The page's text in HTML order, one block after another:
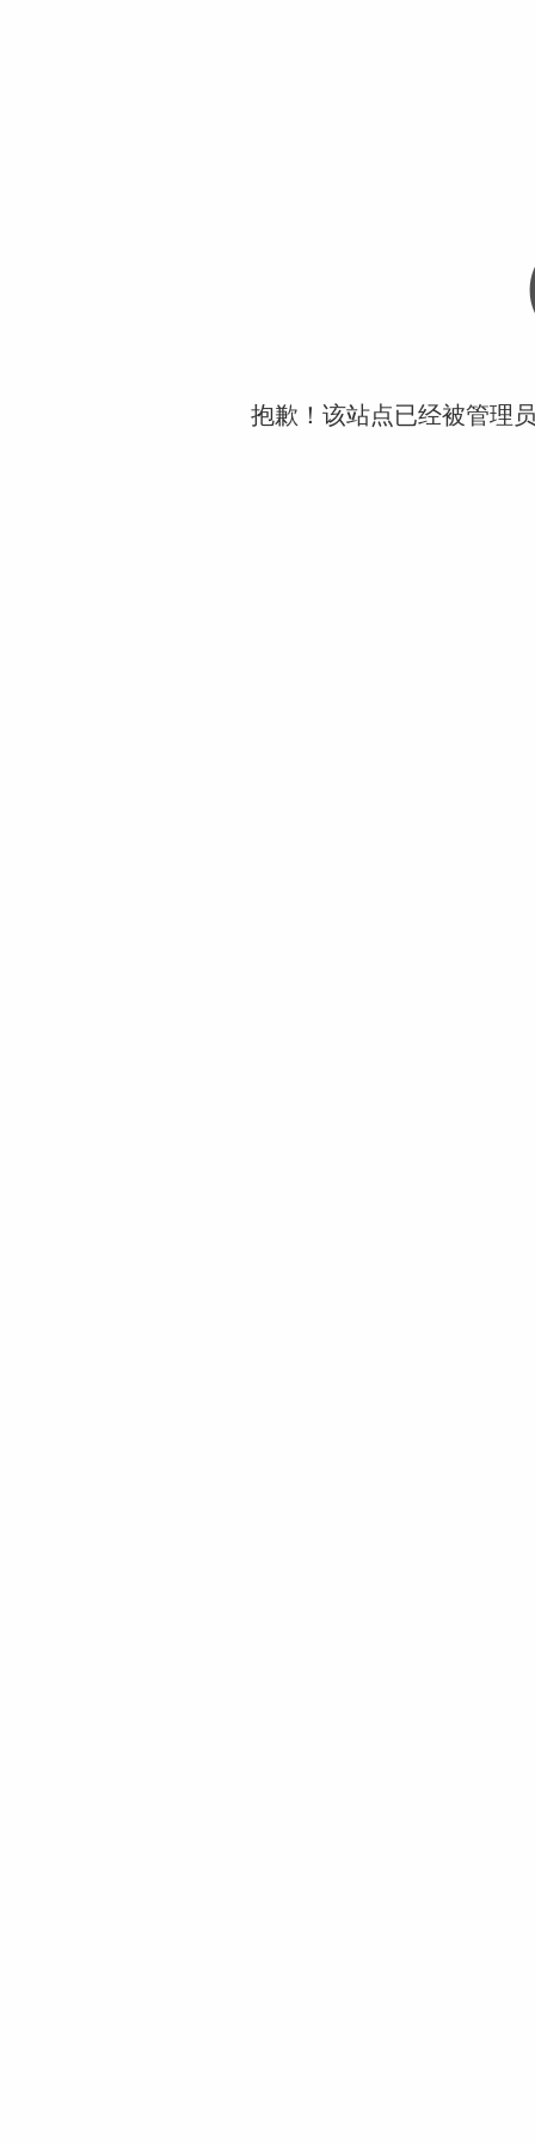
抱歉！该站点已经被管理